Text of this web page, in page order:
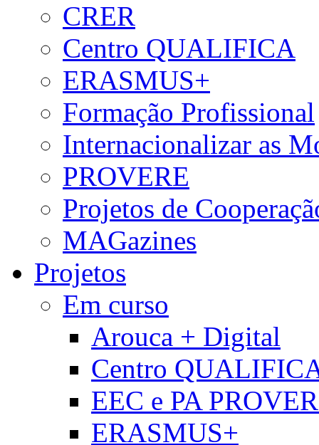
CRER
Centro QUALIFICA
ERASMUS+
Formação Profissional
Internacionalizar as
PROVERE
Projetos de
MAGazines
Projetos
Em curso
Arouca + Digital
Centro
EEC e PA
ERASMUS+